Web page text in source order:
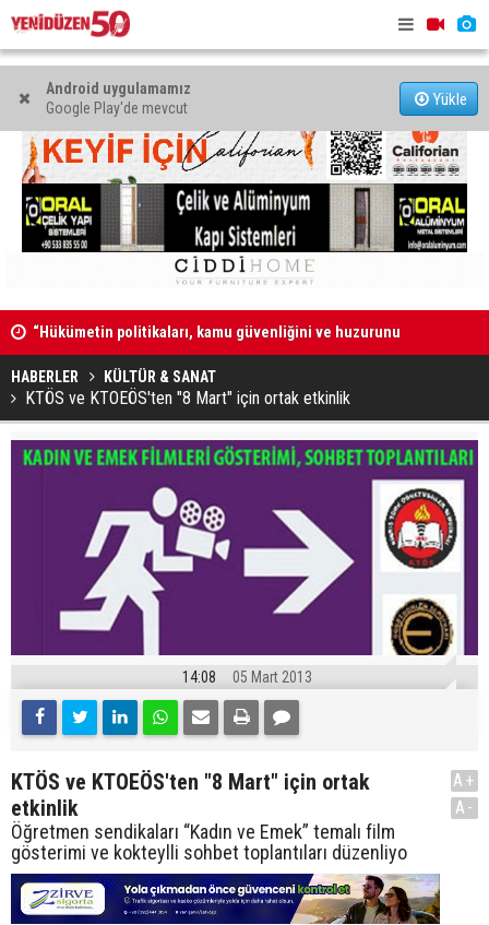
Android uygulamamız
Google Play'de mevcut
Yükle
“Hükümetin politikaları, kamu güvenliğini ve huzurunu
bozdu”
HABERLER KÜLTÜR & SANAT
KTÖS ve KTOEÖS'ten "8 Mart" için ortak etkinlik
14:08 05 Mart 2013
KTÖS ve KTOEÖS'ten "8 Mart" için ortak
etkinlik
Öğretmen sendikaları “Kadın ve Emek” temalı film
gösterimi ve kokteylli sohbet toplantıları düzenliyo
A+
A-